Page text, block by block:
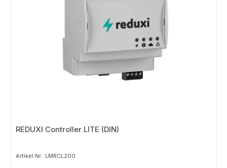
REDUXI Controller LITE (DIN)
Artikel Nr.: LMRCL200